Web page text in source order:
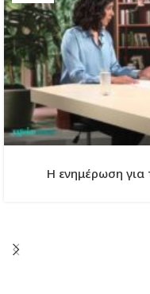
Η ενημέρωση για